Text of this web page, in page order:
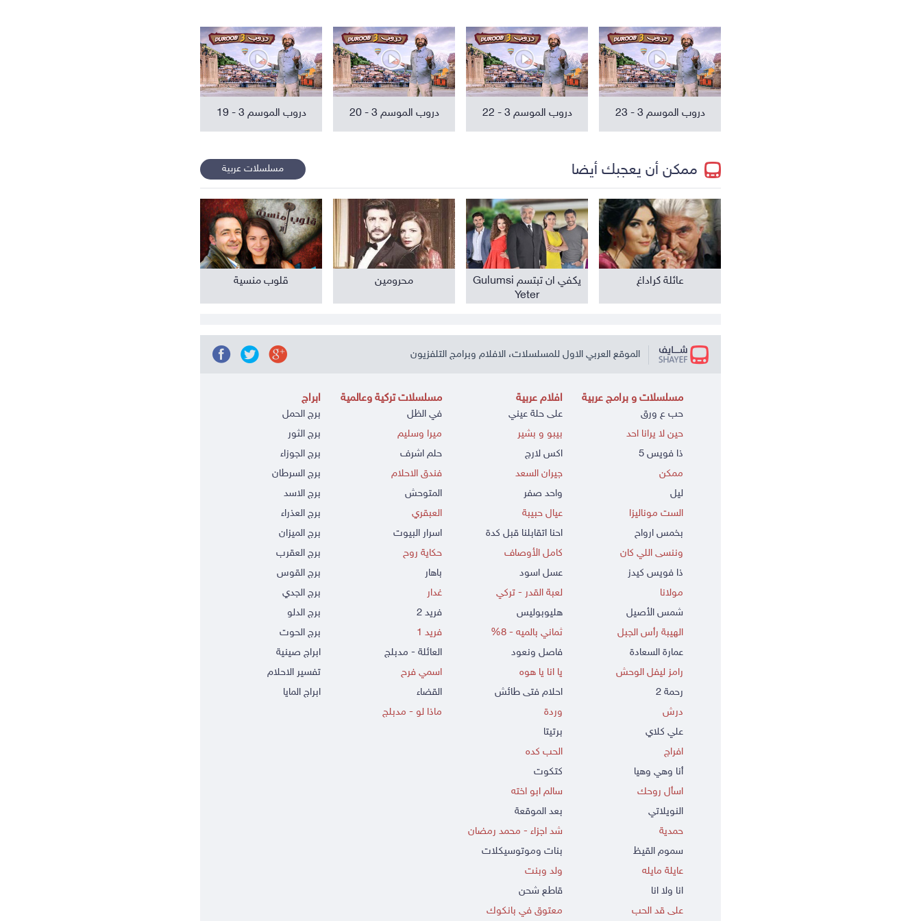
دروب الموسم 3 - 23 دروب الموسم 3 - 22 دروب الموسم 3 - 20 دروب الموسم 3 - 19
ممكن أن يعجبك أيضا مسلسلات عربية
عائلة كراداغ
يكفي ان تبتسم Gulumsi
Yeter
محرومين قلوب منسية
الموقع العربي الاول للمسلسلات، الافلام وبرامج التلفزيون
مسلسلات و برامج عربية
حب ع ورق
حين لا يرانا احد
ذا فويس 5
ممكن
ليل
الست موناليزا
بخمس ارواح
وننسى اللي كان
ذا فويس كيدز
مولانا
شمس الأصيل
الهيبة رأس الجبل
عمارة السعادة
رامز ليفل الوحش
رحمة 2
درش
علي كلاي
افراج
أنا وهي وهيا
اسأل روحك
النويلاتي
حمدية
سموم القيظ
عايلة مايله
انا ولا انا
على قد الحب
افلام عربية
على حلة عيني
بيبو و بشير
اكس لارج
جيران السعد
واحد صفر
عيال حبيبة
احنا اتقابلنا قبل كدة
كامل الأوصاف
عسل اسود
لعبة القدر - تركي
هليوبوليس
ثماني بالميه - 8%
فاصل ونعود
يا انا يا هوه
احلام فتى طائش
وردة
برتيتا
الحب كده
كتكوت
سالم ابو اخته
بعد الموقعة
شد اجزاء - محمد رمضان
بنات وموتوسيكلات
ولد وبنت
قاطع شحن
معتوق في بانكوك
مسلسلات تركية وعالمية
في الظل
ميرا وسليم
حلم اشرف
فندق الاحلام
المتوحش
العبقري
اسرار البيوت
حكاية روح
باهار
غدار
فريد 2
فريد 1
العائلة - مدبلج
اسمي فرح
القضاء
ماذا لو - مدبلج
ابراج
برج الحمل
برج الثور
برج الجوزاء
برج السرطان
برج الاسد
برج العذراء
برج الميزان
برج العقرب
برج القوس
برج الجدي
برج الدلو
برج الحوت
ابراج صينية
تفسير الاحلام
ابراج المايا